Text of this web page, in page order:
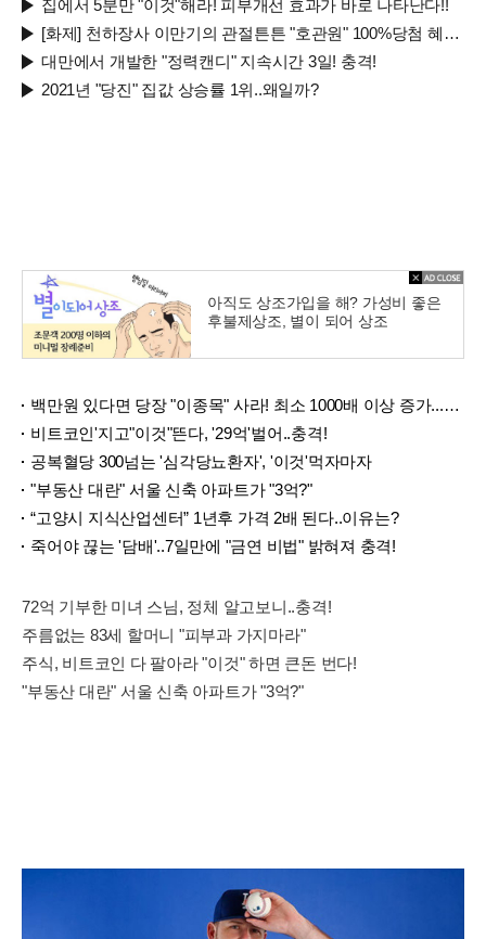
집에서 5분만 "이것"해라! 피부개선 효과가 바로 나타난다!!
[화제] 천하장사 이만기의 관절튼튼 "호관원" 100%당첨 혜택 난리나!!
대만에서 개발한 "정력캔디" 지속시간 3일! 충격!
2021년 "당진" 집값 상승률 1위..왜일까?
아직도 상조가입을 해? 가성비 좋은
후불제상조, 별이 되어 상조
백만원 있다면 당장 "이종목" 사라! 최소 1000배 이상 증가...충격!!
비트코인'지고"이것"뜬다, '29억'벌어..충격!
공복혈당 300넘는 '심각당뇨환자', '이것'먹자마자
"부동산 대란" 서울 신축 아파트가 "3억?"
“고양시 지식산업센터” 1년후 가격 2배 된다..이유는?
죽어야 끊는 '담배'..7일만에 "금연 비법" 밝혀져 충격!
72억 기부한 미녀 스님, 정체 알고보니..충격!
주름없는 83세 할머니 "피부과 가지마라"
주식, 비트코인 다 팔아라 "이것" 하면 큰돈 번다!
"부동산 대란" 서울 신축 아파트가 "3억?"